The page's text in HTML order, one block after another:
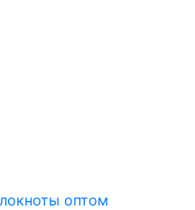
оптом